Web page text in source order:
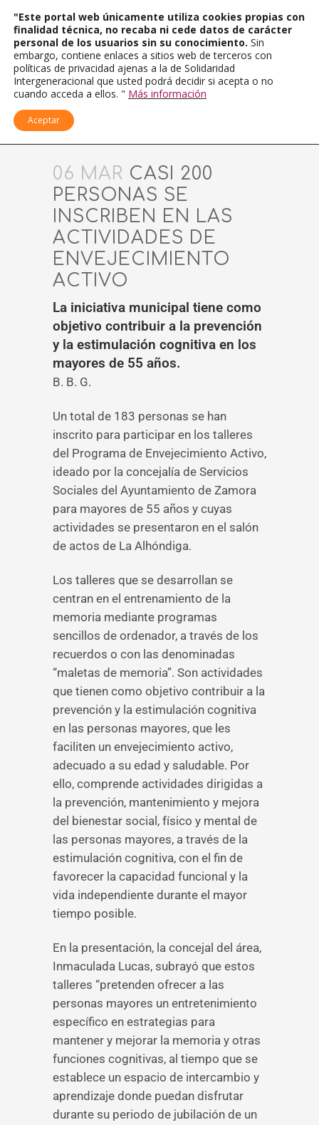
06 MAR CASI 200
PERSONAS SE
INSCRIBEN EN LAS
ACTIVIDADES DE
ENVEJECIMIENTO
ACTIVO
La iniciativa municipal tiene como
objetivo contribuir a la prevención
y la estimulación cognitiva en los
mayores de 55 años.
B. B. G.
Un total de 183 personas se han
inscrito para participar en los talleres
del Programa de Envejecimiento Activo,
ideado por la concejalía de Servicios
Sociales del Ayuntamiento de Zamora
para mayores de 55 años y cuyas
actividades se presentaron en el salón
de actos de La Alhóndiga.
Los talleres que se desarrollan se
centran en el entrenamiento de la
memoria mediante programas
sencillos de ordenador, a través de los
recuerdos o con las denominadas
“maletas de memoria”. Son actividades
que tienen como objetivo contribuir a la
prevención y la estimulación cognitiva
en las personas mayores, que les
faciliten un envejecimiento activo,
adecuado a su edad y saludable. Por
ello, comprende actividades dirigidas a
la prevención, mantenimiento y mejora
del bienestar social, físico y mental de
las personas mayores, a través de la
estimulación cognitiva, con el fin de
favorecer la capacidad funcional y la
vida independiente durante el mayor
tiempo posible.
En la presentación, la concejal del área,
Inmaculada Lucas, subrayó que estos
talleres “pretenden ofrecer a las
personas mayores un entretenimiento
específico en estrategias para
mantener y mejorar la memoria y otras
funciones cognitivas, al tiempo que se
establece un espacio de intercambio y
aprendizaje donde puedan disfrutar
durante su periodo de jubilación de un
"Este portal web únicamente utiliza cookies propias con
finalidad técnica, no recaba ni cede datos de carácter
personal de los usuarios sin su conocimiento. Sin
embargo, contiene enlaces a sitios web de terceros con
políticas de privacidad ajenas a la de Solidaridad
Intergeneracional que usted podrá decidir si acepta o no
cuando acceda a ellos. " Más información
Aceptar